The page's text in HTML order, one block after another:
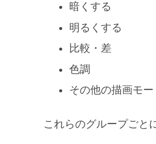
暗くする
明るくする
比較・差
色調
その他の描画モー
これらのグループごと